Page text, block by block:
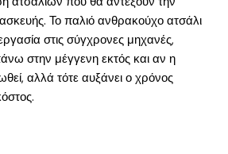
Το παλιό ανθρακούχο ατσάλι
στις σύγχρονες μηχανές,
στην μέγγενη εκτός και αν η
αλλά τότε αυξάνει ο χρόνος